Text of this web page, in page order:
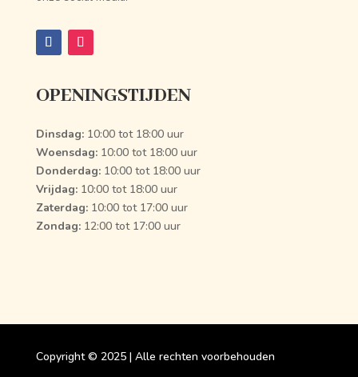
OPENINGSTIJDEN
Dinsdag:10:00 tot 18:00 uur
Woensdag:10:00 tot 18:00 uur
Donderdag:10:00 tot 18:00 uur
Vrijdag:10:00 tot 18:00 uur
Zaterdag:10:00 tot 17:00 uur
Zondag:12:00 tot 17:00 uur
Copyright© 2025 | Alle rechten voorbehouden